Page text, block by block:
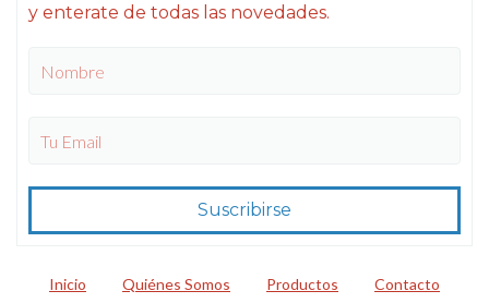
y enterate de todas las novedades.
Inicio Quiénes Somos Productos Contacto